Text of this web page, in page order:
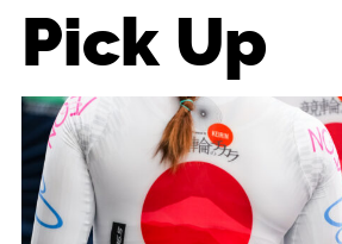
Pick Up